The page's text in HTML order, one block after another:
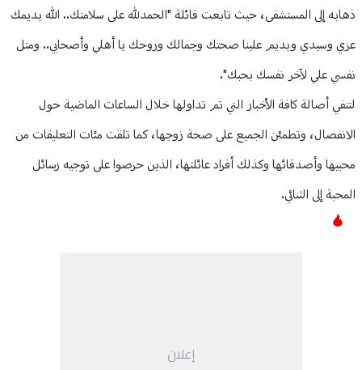
ذهابه إلى المستشفى، حيث تابعت قائلة "الحمدلله على سلامتك.. الله يديمك
عزي وسيدي ويديم علينا صحتك وجمالك وروحك يا أهلي وأصحابي.. ومتل
نفسي علي لآخر نفسك بحبك".
لتنفي أصالة كافة الأخبار التي تم تداولها خلال الساعات الماضية حول
الانفصال، وتطمئن الجميع على صحة زوجها، كما تلقت مئات التعليقات من
محبيها وأصدقائها وكذلك أفراد عائلتها، الذين حرصوا على توجيه رسائل
المحبة إلى الثنائي.
إعلان